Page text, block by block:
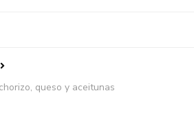
queso y aceitunas